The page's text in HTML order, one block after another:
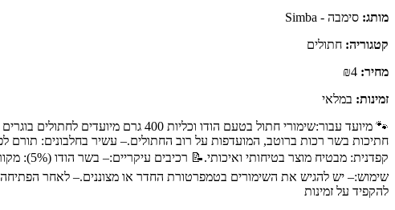
מותג: סימבה - Simba
קטגוריה: חתולים
מחיר:
זמינות: במלאי
🐾 מיועד עבור:שימורי חתול בטעם
חתיכות בשר רכות ברוטב, המועדפות על רוב החתולים.– עשיר בחלבונים:
להקפיד על זמינות